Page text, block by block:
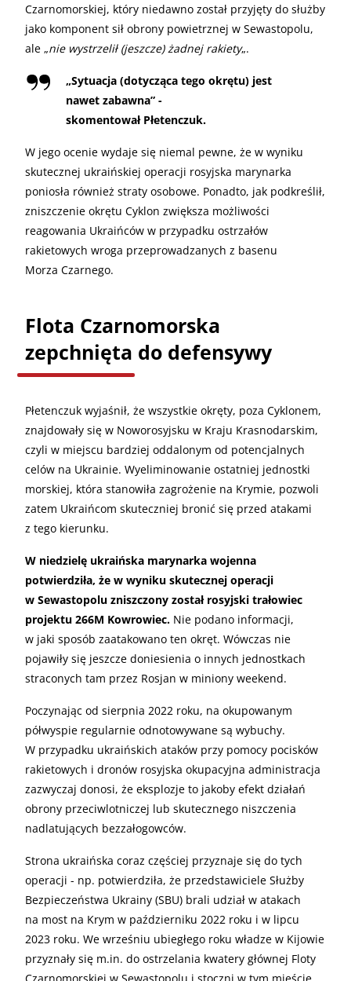
Czarnomorskiej, który niedawno został przyjęty do służby
jako komponent sił obrony powietrznej w Sewastopolu,
ale „nie wystrzelił (jeszcze) żadnej rakiety„.
„Sytuacja (dotycząca tego okrętu) jest
nawet zabawna” -
skomentował Płetenczuk.
W jego ocenie wydaje się niemal pewne, że w wyniku
skutecznej ukraińskiej operacji rosyjska marynarka
poniosła również straty osobowe. Ponadto, jak podkreślił,
zniszczenie okrętu Cyklon zwiększa możliwości
reagowania Ukraińców w przypadku ostrzałów
rakietowych wroga przeprowadzanych z basenu
Morza Czarnego.
Flota Czarnomorska
zepchnięta do defensywy
Płetenczuk wyjaśnił, że wszystkie okręty, poza Cyklonem,
znajdowały się w Noworosyjsku w Kraju Krasnodarskim,
czyli w miejscu bardziej oddalonym od potencjalnych
celów na Ukrainie. Wyeliminowanie ostatniej jednostki
morskiej, która stanowiła zagrożenie na Krymie, pozwoli
zatem Ukraińcom skuteczniej bronić się przed atakami
z tego kierunku.
W niedzielę ukraińska marynarka wojenna
potwierdziła, że w wyniku skutecznej operacji
w Sewastopolu zniszczony został rosyjski trałowiec
projektu 266M Kowrowiec. Nie podano informacji,
w jaki sposób zaatakowano ten okręt. Wówczas nie
pojawiły się jeszcze doniesienia o innych jednostkach
straconych tam przez Rosjan w miniony weekend.
Poczynając od sierpnia 2022 roku, na okupowanym
półwyspie regularnie odnotowywane są wybuchy.
W przypadku ukraińskich ataków przy pomocy pocisków
rakietowych i dronów rosyjska okupacyjna administracja
zazwyczaj donosi, że eksplozje to jakoby efekt działań
obrony przeciwlotniczej lub skutecznego niszczenia
nadlatujących bezzałogowców.
Strona ukraińska coraz częściej przyznaje się do tych
operacji - np. potwierdziła, że przedstawiciele Służby
Bezpieczeństwa Ukrainy (SBU) brali udział w atakach
na most na Krym w październiku 2022 roku i w lipcu
2023 roku. We wrześniu ubiegłego roku władze w Kijowie
przyznały się m.in. do ostrzelania kwatery głównej Floty